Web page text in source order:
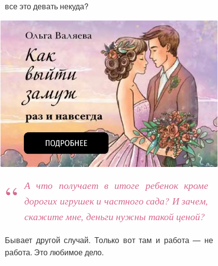
все это девать некуда?
А что получает в итоге ребенок кроме
дорогих игрушек и частного сада? И зачем,
скажите мне, деньги нужны такой ценой?
Бывает другой случай. Только вот там и работа — не
работа. Это любимое дело.